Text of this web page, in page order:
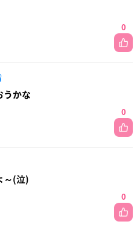
0
うかな
0
～(泣)
0